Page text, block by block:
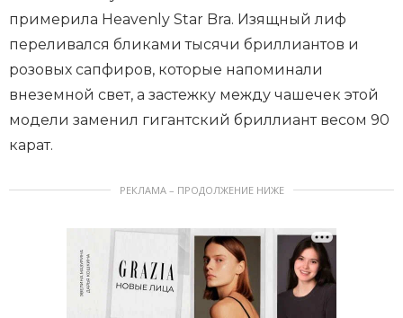
примерила Heavenly Star Bra. Изящный лиф
переливался бликами тысячи бриллиантов и
розовых сапфиров, которые напоминали
внеземной свет, а застежку между чашечек этой
модели заменил гигантский бриллиант весом 90
карат.
РЕКЛАМА – ПРОДОЛЖЕНИЕ НИЖЕ